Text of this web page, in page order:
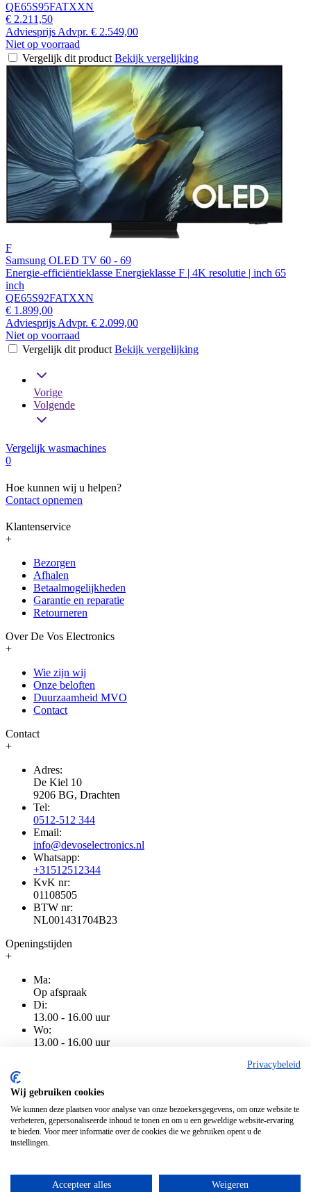
QE65S95FATXXN
€ 2.211,50
Adviesprijs Advpr. € 2.549,00
Niet op voorraad
Vergelijk dit product Bekijk vergelijking
F
Samsung OLED TV 60 - 69
Energie-efficiëntieklasse Energieklasse F | 4K resolutie | inch 65
inch
QE65S92FATXXN
€ 1.899,00
Adviesprijs Advpr. € 2.099,00
Niet op voorraad
Vergelijk dit product Bekijk vergelijking
Vorige
Volgende
Vergelijk wasmachines
0
Hoe kunnen wij u helpen?
Contact opnemen
Klantenservice
+
Bezorgen
Afhalen
Betaalmogelijkheden
Garantie en reparatie
Retourneren
Over De Vos Electronics
+
Wie zijn wij
Onze beloften
Duurzaamheid MVO
Contact
Contact
+
Adres:
De Kiel 10
9206 BG, Drachten
Tel:
0512-512 344
Email:
info@devoselectronics.nl
Whatsapp:
+31512512344
KvK nr:
01108505
BTW nr:
NL001431704B23
Openingstijden
+
Ma:
Op afspraak
Di:
13.00 - 16.00 uur
Wo:
13.00 - 16.00 uur
13.00 - 16.00 uur
Gesloten
Zo:
Gesloten
Privacybeleid
Wij gebruiken cookies
We kunnen deze plaatsen voor analyse van onze bezoekersgegevens, om onze website te
verbeteren, gepersonaliseerde inhoud te tonen en om u een geweldige website-ervaring
te bieden. Voor meer informatie over de cookies die we gebruiken opent u de
instellingen.
Accepteer alles Weigeren